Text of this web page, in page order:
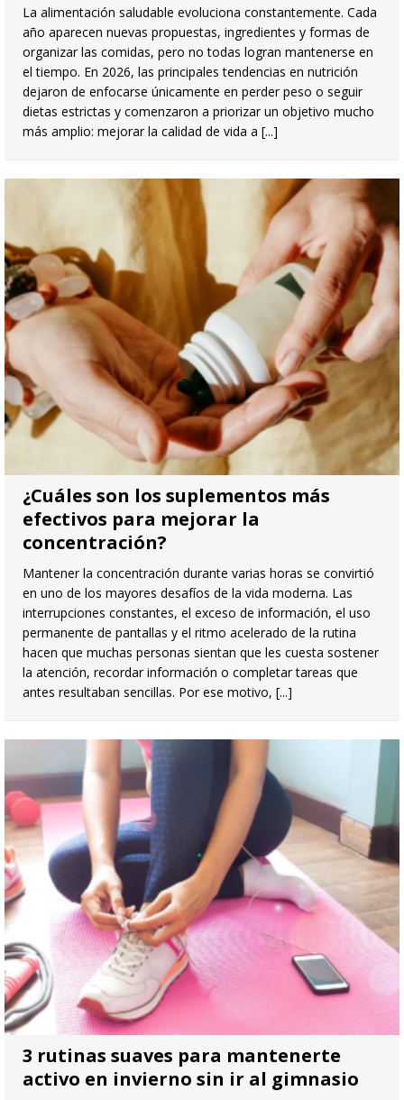
La alimentación saludable evoluciona constantemente. Cada
año aparecen nuevas propuestas, ingredientes y formas de
organizar las comidas, pero no todas logran mantenerse en
el tiempo. En 2026, las principales tendencias en nutrición
dejaron de enfocarse únicamente en perder peso o seguir
dietas estrictas y comenzaron a priorizar un objetivo mucho
más amplio: mejorar la calidad de vida a [...]
¿Cuáles son los suplementos más
efectivos para mejorar la
concentración?
Mantener la concentración durante varias horas se convirtió
en uno de los mayores desafíos de la vida moderna. Las
interrupciones constantes, el exceso de información, el uso
permanente de pantallas y el ritmo acelerado de la rutina
hacen que muchas personas sientan que les cuesta sostener
la atención, recordar información o completar tareas que
antes resultaban sencillas. Por ese motivo, [...]
3 rutinas suaves para mantenerte
activo en invierno sin ir al gimnasio